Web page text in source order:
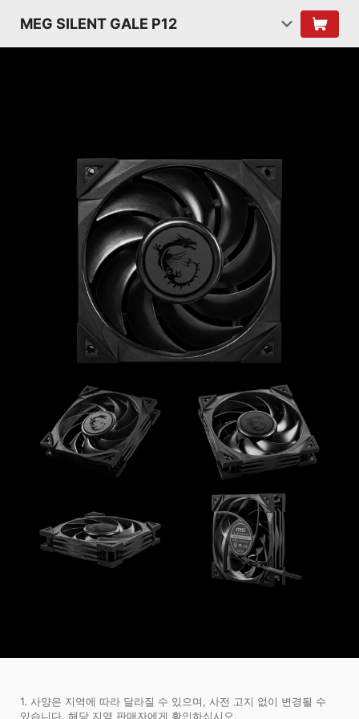
MEG SILENT GALE P12
1. 사양은 지역에 따라 달라질 수 있으며, 사전 고지 없이 변경될 수
있습니다. 해당 지역 판매자에게 확인하십시오.